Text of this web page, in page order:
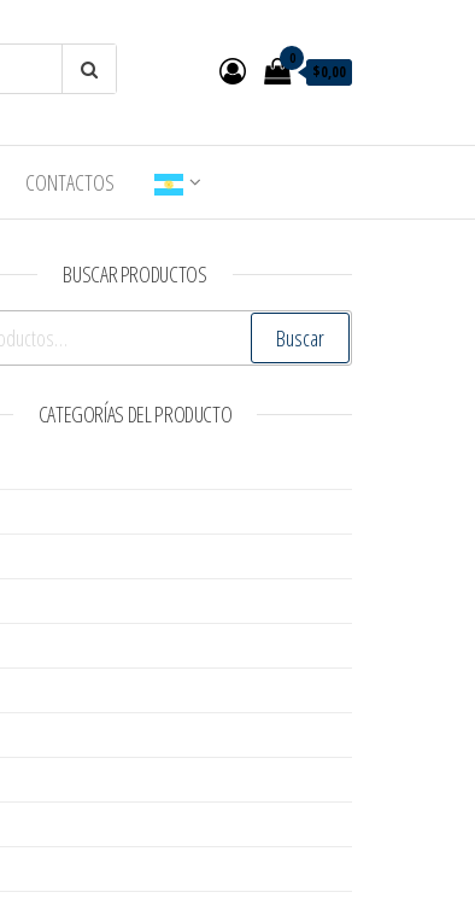
0
$0,00
CONTACTOS
BUSCAR PRODUCTOS
Buscar
CATEGORÍAS DEL PRODUCTO